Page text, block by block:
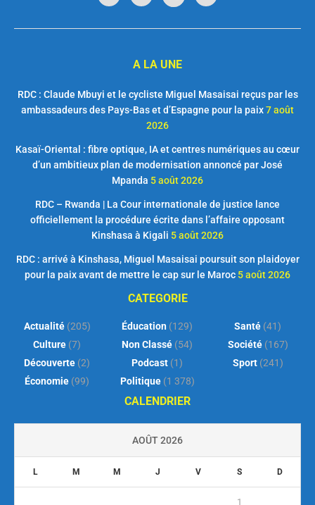
A LA UNE
RDC : Claude Mbuyi et le cycliste Miguel Masaisai reçus par les
ambassadeurs des Pays-Bas et d’Espagne pour la paix7 août
2026
Kasaï-Oriental : fibre optique, IA et centres numériques au cœur
d’un ambitieux plan de modernisation annoncé par José
Mpanda 5 août 2026
RDC – Rwanda | La Cour internationale de justice lance
officiellement la procédure écrite dans l’affaire opposant
Kinshasa à Kigali 5 août 2026
RDC : arrivé à Kinshasa, Miguel Masaisai poursuit son plaidoyer
pour la paix avant de mettre le cap sur le Maroc 5 août 2026
CATEGORIE
Actualité(205)
Culture (7)
Découverte (2)
Économie (99)
Éducation (129)
Non Classé (54)
Podcast (1)
Politique(1 378)
Santé (41)
Société(167)
Sport(241)
CALENDRIER
AOÛT 2026
L M M J V S D
1